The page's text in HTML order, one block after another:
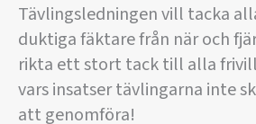
Tävlingsledningen vill tacka
duktiga fäktare från när och
rikta ett stort tack till alla
vars insatser tävlingarna inte
att genomföra!